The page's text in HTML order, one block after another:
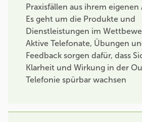
Praxisfällen aus ihrem
Es geht um die Produkte und
Dienstleistungen im
Aktive Telefonate, Übungen
Feedback sorgen dafür, dass
Klarheit und Wirkung in der
Telefonie spürbar wachsen